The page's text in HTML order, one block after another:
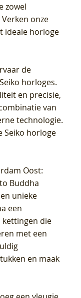
zowel
onze
ideale horloge
de
horloges.
en precisie,
van
technologie.
Seiko horloge
Oost:
Buddha
unieke
een
die
met een
en maak